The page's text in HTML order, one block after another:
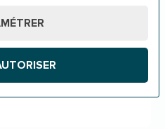
est trop étroit pour